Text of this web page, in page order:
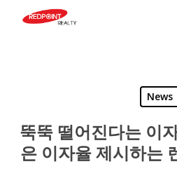
News
뚝뚝 떨어진다는 이
은 이자율 제시하는